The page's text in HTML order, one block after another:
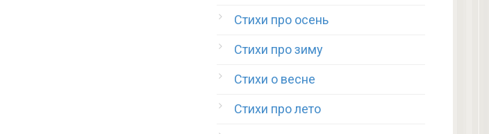
Стихи про осень
Стихи про зиму
Стихи о весне
Стихи про лето